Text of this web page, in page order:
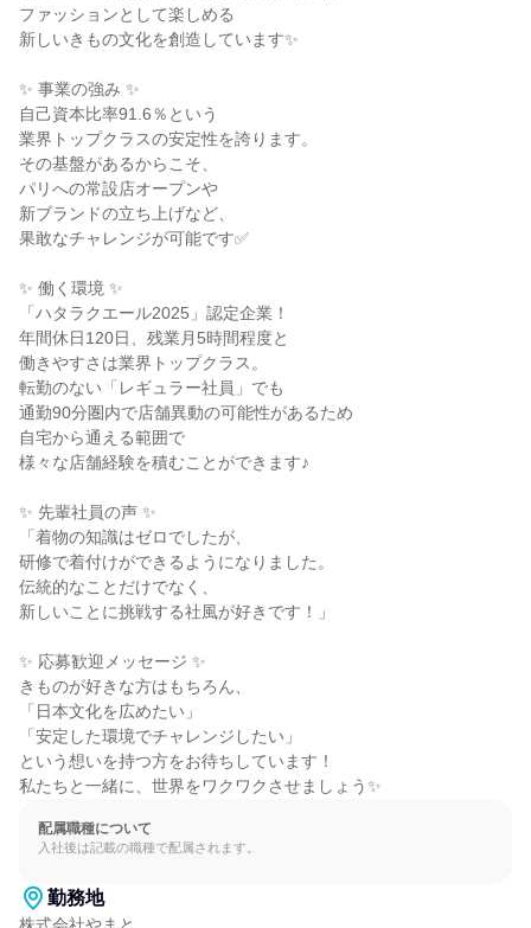
ファッションとして楽しめる
新しいきもの文化を創造しています✨
✨ 事業の強み ✨
自己資本比率91.6％という
業界トップクラスの安定性を誇ります。
その基盤があるからこそ、
パリへの常設店オープンや
新ブランドの立ち上げなど、
果敢なチャレンジが可能です✅
✨ 働く環境 ✨
「ハタラクエール2025」認定企業！
年間休日120日、残業月5時間程度と
働きやすさは業界トップクラス。
転勤のない「レギュラー社員」でも
通勤90分圏内で店舗異動の可能性があるため
自宅から通える範囲で
様々な店舗経験を積むことができます♪
✨ 先輩社員の声 ✨
「着物の知識はゼロでしたが、
研修で着付けができるようになりました。
伝統的なことだけでなく、
新しいことに挑戦する社風が好きです！」
✨ 応募歓迎メッセージ ✨
きものが好きな方はもちろん、
「日本文化を広めたい」
「安定した環境でチャレンジしたい」
という想いを持つ方をお待ちしています！
私たちと一緒に、世界をワクワクさせましょう✨
配属職種について
入社後は記載の職種で配属されます。
勤務地